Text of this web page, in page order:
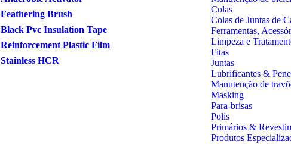
Feathering Brush
Black Pvc Insulation Tape
Reinforcement Plastic Film
Stainless HCR
Colas
Colas de Juntas de
Ferramentas,
Limpeza e
Fitas
Juntas
Lubrificantes &
Manutenção de
Masking
Para-brisas
Polis
Primários &
Produtos